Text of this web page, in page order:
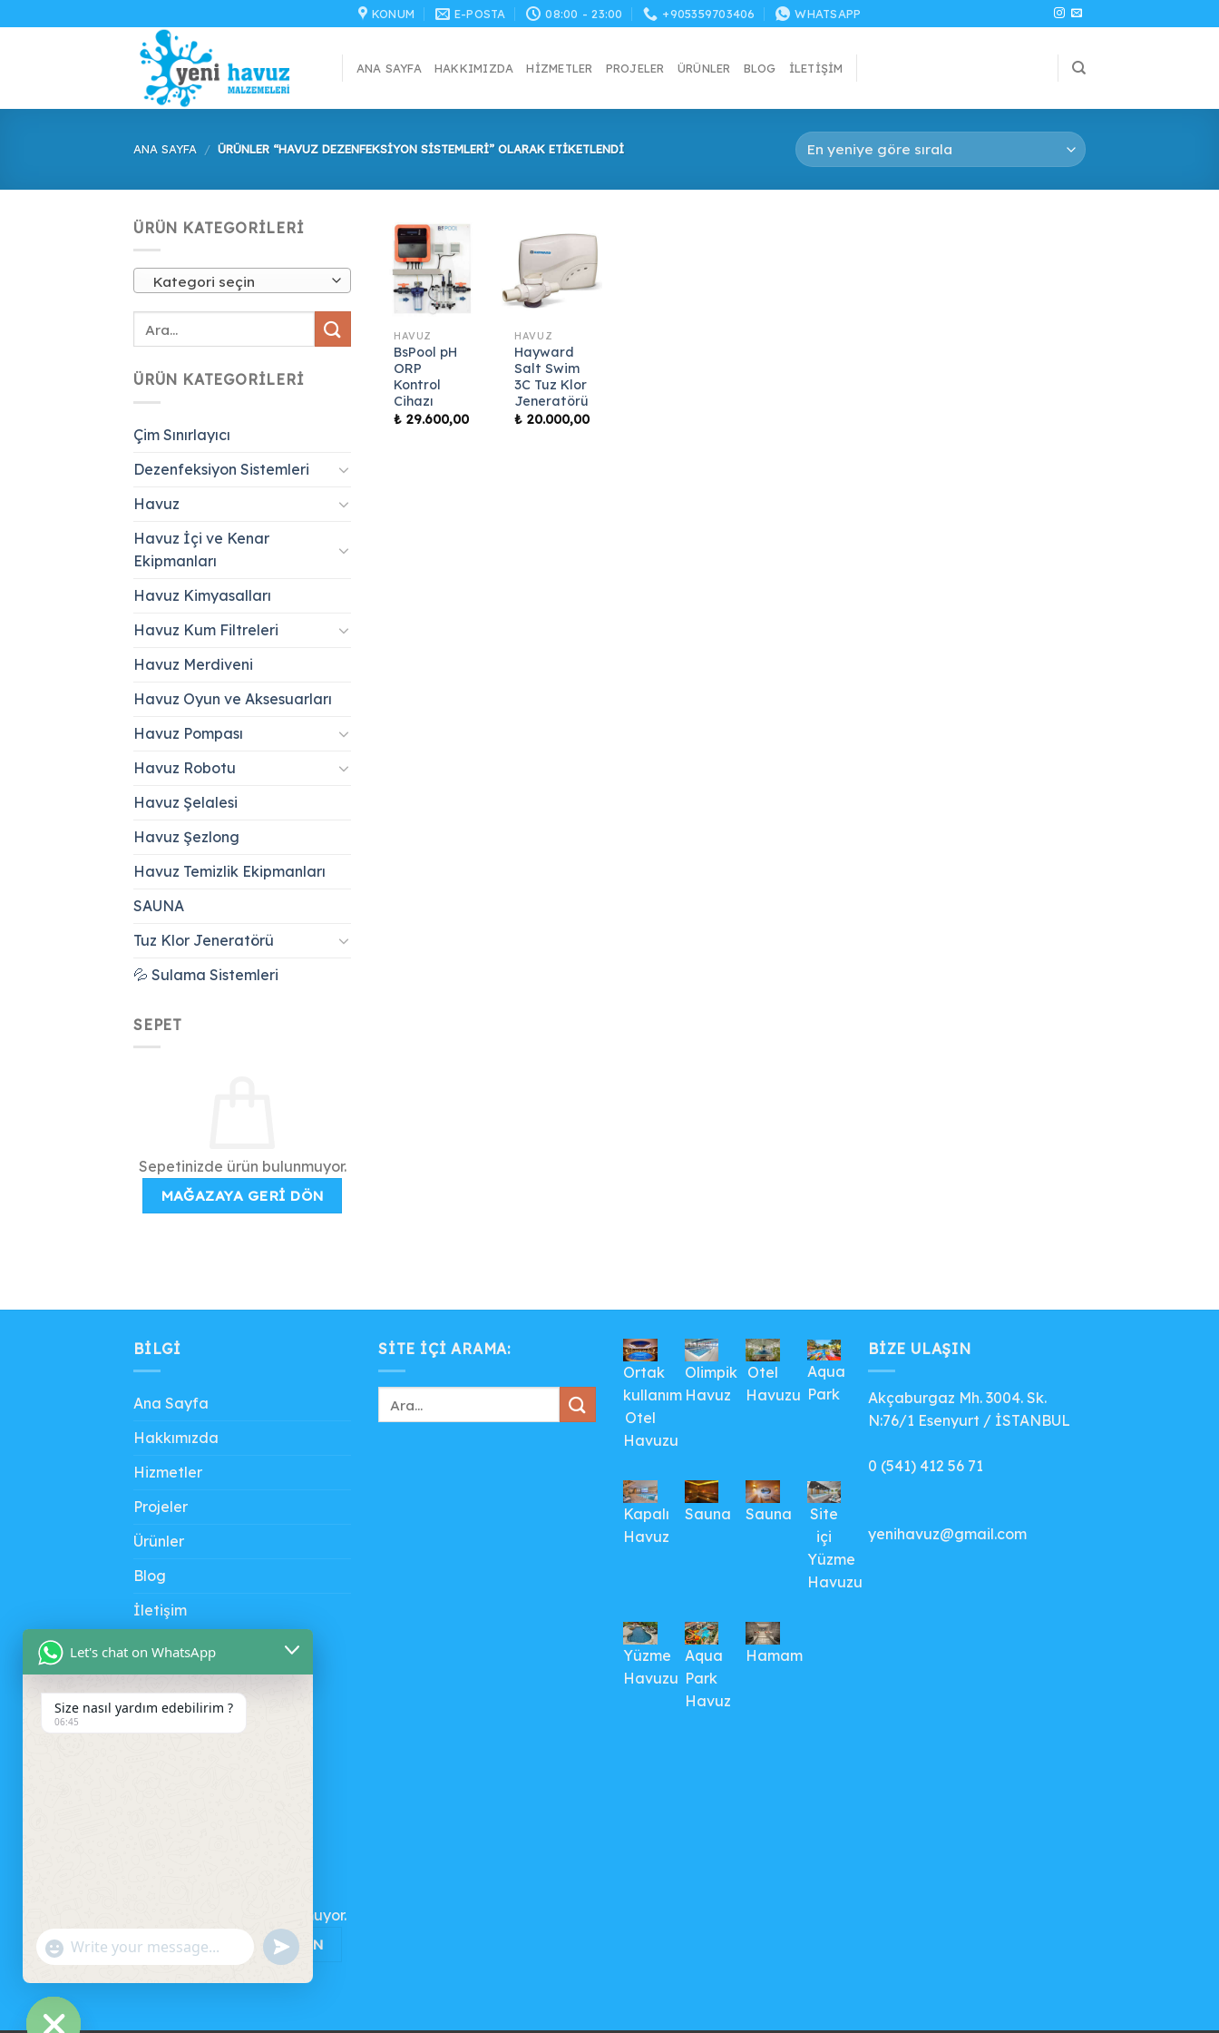
atla
KONUM E-POSTA 08:00 - 23:00 +905359703406 WHATSAPP
ANA SAYFA HAKKIMIZDA HIZMETLER PROJELER ÜRÜNLER BLOG İLETIŞIM
ANA SAYFA / ÜRÜNLER “HAVUZ DEZENFEKSIYON SISTEMLERI” OLARAK ETIKETLENDI
ÜRÜN KATEGORILERI
Kategori seçin
ÜRÜN KATEGORILERI
Çim Sınırlayıcı
Dezenfeksiyon Sistemleri
Havuz
Havuz İçi ve Kenar
Ekipmanları
Havuz Kimyasalları
Havuz Kum Filtreleri
Havuz Merdiveni
Havuz Oyun ve Aksesuarları
Havuz Pompası
Havuz Robotu
Havuz Şelalesi
Havuz Şezlong
Havuz Temizlik Ekipmanları
SAUNA
Tuz Klor Jeneratörü
💦 Sulama Sistemleri
SEPET
Sepetinizde ürün bulunmuyor.
MAĞAZAYA GERI DÖN
HAVUZ
BsPool pH
ORP
Kontrol
Cihazı
₺ 29.600,00
HAVUZ
Hayward
Salt Swim
3C Tuz Klor
Jeneratörü
₺ 20.000,00
BILGI
Ana Sayfa
Hakkımızda
Hizmetler
Projeler
Ürünler
Blog
İletişim
SITE IÇI ARAMA:
Ortak
kullanım
Otel
Havuzu
Olimpik
Havuz
Otel
Havuzu
Aqua
Park
Kapalı
Havuz
Sauna Sauna
Site
içi
Yüzme
Havuzu
Yüzme
Havuzu
Aqua
Park
Havuz
Hamam
BIZE ULAŞIN
Akçaburgaz Mh. 3004. Sk.
N:76/1 Esenyurt / İSTANBUL
0 (541) 412 56 71
yenihavuz@gmail.com
Sepetinizde ürün bulunmuyor.
MAĞAZAYA GERI DÖN
Let's chat on WhatsApp
Size nasıl yardım edebilirim ?
06:45
"+CHATY_SETTINGS.LANG.EMOJI_PICKER+"
WhatsApp
UNDEFINED